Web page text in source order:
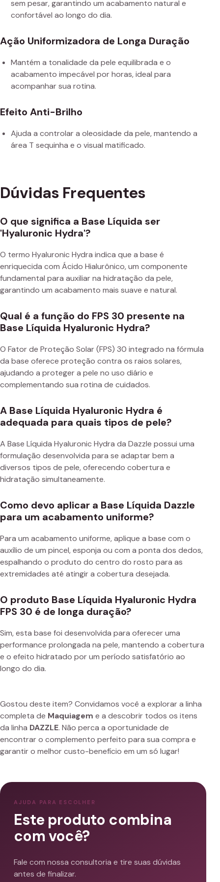
sem pesar, garantindo um acabamento natural e
confortável ao longo do dia.
Ação Uniformizadora de Longa Duração
Mantém a tonalidade da pele equilibrada e o
acabamento impecável por horas, ideal para
acompanhar sua rotina.
Efeito Anti-Brilho
Ajuda a controlar a oleosidade da pele, mantendo a
área T sequinha e o visual matificado.
Dúvidas Frequentes
O que significa a Base Líquida ser
'Hyaluronic Hydra'?
O termo Hyaluronic Hydra indica que a base é
enriquecida com Ácido Hialurônico, um componente
fundamental para auxiliar na hidratação da pele,
garantindo um acabamento mais suave e natural.
Qual é a função do FPS 30 presente na
Base Líquida Hyaluronic Hydra?
O Fator de Proteção Solar (FPS) 30 integrado na fórmula
da base oferece proteção contra os raios solares,
ajudando a proteger a pele no uso diário e
complementando sua rotina de cuidados.
A Base Líquida Hyaluronic Hydra é
adequada para quais tipos de pele?
A Base Líquida Hyaluronic Hydra da Dazzle possui uma
formulação desenvolvida para se adaptar bem a
diversos tipos de pele, oferecendo cobertura e
hidratação simultaneamente.
Como devo aplicar a Base Líquida Dazzle
para um acabamento uniforme?
Para um acabamento uniforme, aplique a base com o
auxílio de um pincel, esponja ou com a ponta dos dedos,
espalhando o produto do centro do rosto para as
extremidades até atingir a cobertura desejada.
O produto Base Líquida Hyaluronic Hydra
FPS 30 é de longa duração?
Sim, esta base foi desenvolvida para oferecer uma
performance prolongada na pele, mantendo a cobertura
e o efeito hidratado por um período satisfatório ao
longo do dia.
Gostou deste item? Convidamos você a explorar a linha
completa de Maquiagem e a descobrir todos os itens
da linha DAZZLE. Não perca a oportunidade de
encontrar o complemento perfeito para sua compra e
garantir o melhor custo-benefício em um só lugar!
AJUDA PARA ESCOLHER
Este produto combina
com você?
Fale com nossa consultoria e tire suas dúvidas
antes de finalizar.